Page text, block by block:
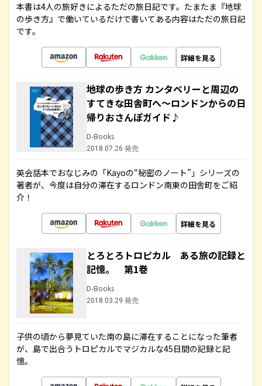
本書は4人の旅好きによるただの旅日記です。たまたま『地球
の歩き方』で働いているだけで書いてある内容はただの旅日記
です。
詳細を見る
地球の歩き方 カンタベリーと周辺の
すてきな田舎町へ～ロンドンからの日
帰りおさんぽガイド♪
D-Books
2018.07.26 発売
英会話本でおなじみの「Kayoの“秘密のノート”」シリーズの
著者が、今度は自分の滞在するロンドン南東の田舎町をご紹
介！
詳細を見る
とろとろトロピカル ある旅の記録と
記憶。 第1巻
D-Books
2018.03.29 発売
子供の頃から夢見ていた南の島に滞在することになった筆者
が、島で出合うトロピカルでマジカルな45日間の記録と記
憶。